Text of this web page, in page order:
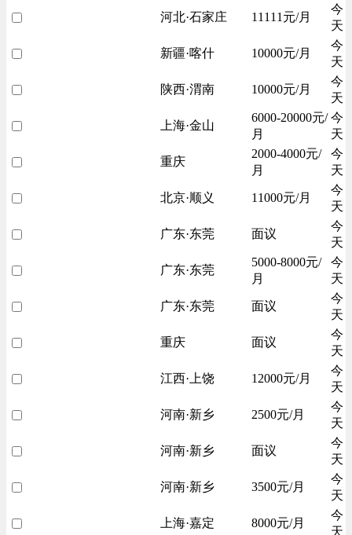
河北·石家庄 11111元/月
今
天
新疆·喀什 10000元/月
今
天
陕西·渭南 10000元/月
今
天
上海·金山
6000-20000元/
月
今
天
重庆
2000-4000元/
月
今
天
北京·顺义 11000元/月
今
天
广东·东莞 面议
今
天
广东·东莞
5000-8000元/
月
今
天
广东·东莞 面议
今
天
重庆 面议
今
天
江西·上饶 12000元/月
今
天
河南·新乡 2500元/月
今
天
河南·新乡 面议
今
天
河南·新乡 3500元/月
今
天
上海·嘉定 8000元/月
今
天